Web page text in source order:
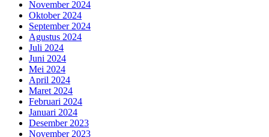
November 2024
Oktober 2024
September 2024
Agustus 2024
Juli 2024
Juni 2024
Mei 2024
April 2024
Maret 2024
Februari 2024
Januari 2024
Desember 2023
November 2023